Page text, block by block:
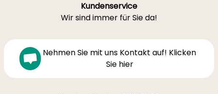
Kundenservice
Wir sind immer für Sie da!
Nehmen Sie mit uns Kontakt auf! Klicken
Sie hier